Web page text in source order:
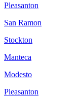
Pleasanton
San Ramon
Stockton
Manteca
Modesto
Pleasanton